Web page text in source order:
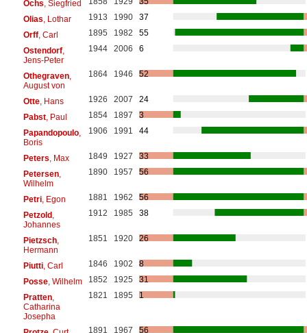
Ochs, Siegfried
Olias, Lothar 1913 1990
37
Orff, Carl 1895 1982
55
Ostendorf,
Jens-Peter
1944 2006 6
Othegraven,
August von
1864 1946 52
Otte, Hans 1926 2007
24
Pabst, Paul 1854 1897
3
Papandopoulo,
Boris
1906 1991 44
Peters, Max 1849 1927
33
Petersen,
Wilhelm
1890 1957 56
Petri, Egon 1881 1962
56
Petzold ,
Johannes
1912 1985 38
Pietzsch,
Hermann
1851 1920 26
Piutti, Carl 1846 1902
8
Posse, Wilhelm 1852 1925
31
Pratten,
Catharina
Josepha
1821 1895 1
1891 1967
56